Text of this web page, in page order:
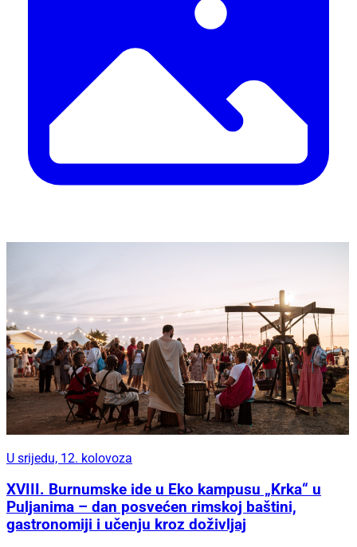
U srijedu, 12. kolovoza
XVIII. Burnumske ide u Eko kampusu „Krka“ u
Puljanima – dan posvećen rimskoj baštini,
gastronomiji i učenju kroz doživljaj